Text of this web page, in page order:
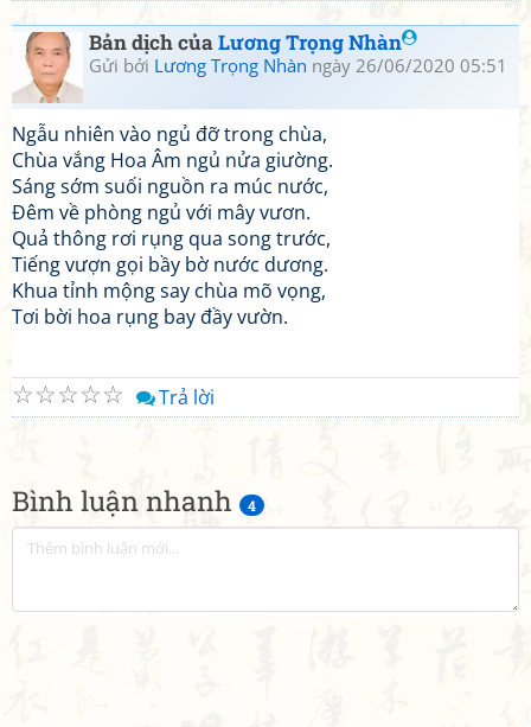
Bình luận nhanh 4
Bản dịch củaLương Trọng Nhàn
Gửi bởi Lương Trọng Nhàn ngày 26/06/2020 05:51
Ngẫu nhiên vào ngủ đỡ trong chùa,
Chùa vắng Hoa Âm ngủ nửa giường.
Sáng sớm suối nguồn ra múc nước,
Đêm về phòng ngủ với mây vươn.
Quả thông rơi rụng qua song trước,
Tiếng vượn gọi bầy bờ nước dương.
Khua tỉnh mộng say chùa mõ vọng,
Tơi bời hoa rụng bay đầy vườn.
☆
☆
☆
☆
☆ Trả lời